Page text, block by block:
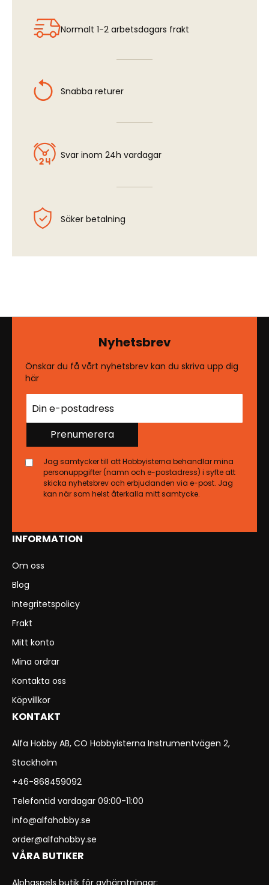
Normalt 1-2 arbetsdagars frakt
Snabba returer
Svar inom 24h vardagar
Säker betalning
INFORMATION
Om oss
Blog
Integritetspolicy
Frakt
Mitt konto
Mina ordrar
Kontakta oss
Köpvillkor
KONTAKT
Alfa Hobby AB, CO Hobbyisterna Instrumentvägen 2,
Stockholm
+46-868459092
Telefontid vardagar 09:00-11:00
info@alfahobby.se
order@alfahobby.se
VÅRA BUTIKER
Nyhetsbrev
Önskar du få vårt nyhetsbrev kan du skriva upp dig
här
Prenumerera
Jag samtycker till att Hobbyisterna behandlar mina
personuppgifter (namn och e-postadress) i syfte att
skicka nyhetsbrev och erbjudanden via e-post. Jag
kan när som helst återkalla mitt samtycke.